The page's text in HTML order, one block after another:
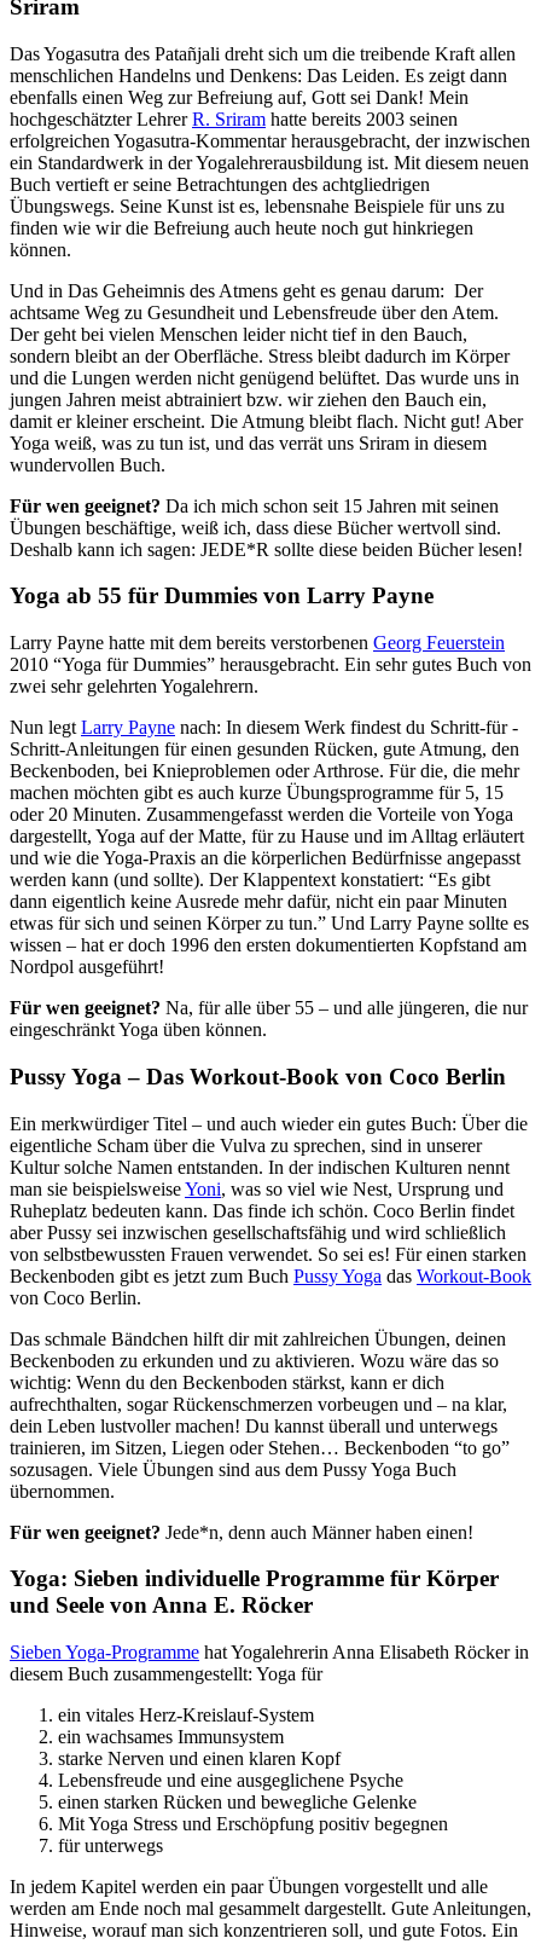
Sriram
Das Yogasutra des Patañjali dreht sich um die treibende Kraft allen
menschlichen Handelns und Denkens: Das Leiden. Es zeigt dann
ebenfalls einen Weg zur Befreiung auf, Gott sei Dank! Mein
hochgeschätzter LehrerR. Sriram hatte bereits 2003 seinen
erfolgreichen Yogasutra-Kommentar herausgebracht, der inzwischen
ein Standardwerk in der Yogalehrerausbildung ist. Mit diesem neuen
Buch vertieft er seine Betrachtungen des achtgliedrigen
Übungswegs. Seine Kunst ist es, lebensnahe Beispiele für uns zu
finden wie wir die Befreiung auch heute noch gut hinkriegen
können.
Und in Das Geheimnis des Atmens geht es genau darum: Der
achtsame Weg zu Gesundheit und Lebensfreude über den Atem.
Der geht bei vielen Menschen leider nicht tief in den Bauch,
sondern bleibt an der Oberfläche. Stress bleibt dadurch im Körper
und die Lungen werden nicht genügend belüftet. Das wurde uns in
jungen Jahren meist abtrainiert bzw. wir ziehen den Bauch ein,
damit er kleiner erscheint. Die Atmung bleibt flach. Nicht gut! Aber
Yoga weiß, was zu tun ist, und das verrät uns Sriram in diesem
wundervollen Buch.
Für wen geeignet? Da ich mich schon seit 15 Jahren mit seinen
Übungen beschäftige, weiß ich, dass diese Bücher wertvoll sind.
Deshalb kann ich sagen: JEDE*R sollte diese beiden Bücher lesen!
Yoga ab 55 für Dummies von Larry Payne
Larry Payne hatte mit dem bereits verstorbenen Georg Feuerstein
2010 “Yoga für Dummies” herausgebracht. Ein sehr gutes Buch von
zwei sehr gelehrten Yogalehrern.
Nun legt Larry Payne nach: In diesem Werk findest du Schritt-für -
Schritt-Anleitungen für einen gesunden Rücken, gute Atmung, den
Beckenboden, bei Knieproblemen oder Arthrose. Für die, die mehr
machen möchten gibt es auch kurze Übungsprogramme für 5, 15
oder 20 Minuten. Zusammengefasst werden die Vorteile von Yoga
dargestellt, Yoga auf der Matte, für zu Hause und im Alltag erläutert
und wie die Yoga-Praxis an die körperlichen Bedürfnisse angepasst
werden kann (und sollte). Der Klappentext konstatiert: “Es gibt
dann eigentlich keine Ausrede mehr dafür, nicht ein paar Minuten
etwas für sich und seinen Körper zu tun.” Und Larry Payne sollte es
wissen – hat er doch 1996 den ersten dokumentierten Kopfstand am
Nordpol ausgeführt!
Für wen geeignet? Na, für alle über 55 – und alle jüngeren, die nur
eingeschränkt Yoga üben können.
Pussy Yoga – Das Workout-Book von Coco Berlin
Ein merkwürdiger Titel – und auch wieder ein gutes Buch: Über die
eigentliche Scham über die Vulva zu sprechen, sind in unserer
Kultur solche Namen entstanden. In der indischen Kulturen nennt
man sie beispielsweiseYoni, was so viel wie Nest, Ursprung und
Ruheplatz bedeuten kann. Das finde ich schön. Coco Berlin findet
aber Pussy sei inzwischen gesellschaftsfähig und wird schließlich
von selbstbewussten Frauen verwendet. So sei es! Für einen starken
Beckenboden gibt es jetzt zum Buch Pussy Yoga das Workout-Book
von Coco Berlin.
Das schmale Bändchen hilft dir mit zahlreichen Übungen, deinen
Beckenboden zu erkunden und zu aktivieren. Wozu wäre das so
wichtig: Wenn du den Beckenboden stärkst, kann er dich
aufrechthalten, sogar Rückenschmerzen vorbeugen und – na klar,
dein Leben lustvoller machen! Du kannst überall und unterwegs
trainieren, im Sitzen, Liegen oder Stehen… Beckenboden “to go”
sozusagen. Viele Übungen sind aus dem Pussy Yoga Buch
übernommen.
Für wen geeignet? Jede*n, denn auch Männer haben einen!
Yoga: Sieben individuelle Programme für Körper
und Seele von Anna E. Röcker
Sieben Yoga-Programme hat Yogalehrerin Anna Elisabeth Röcker in
diesem Buch zusammengestellt: Yoga für
ein vitales Herz-Kreislauf-System
ein wachsames Immunsystem
starke Nerven und einen klaren Kopf
Lebensfreude und eine ausgeglichene Psyche
einen starken Rücken und bewegliche Gelenke
Mit Yoga Stress und Erschöpfung positiv begegnen
für unterwegs
In jedem Kapitel werden ein paar Übungen vorgestellt und alle
werden am Ende noch mal gesammelt dargestellt. Gute Anleitungen,
Hinweise, worauf man sich konzentrieren soll, und gute Fotos. Ein